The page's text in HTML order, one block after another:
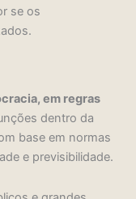
se os
em regras
dentro da
base em normas
e previsibilidade.